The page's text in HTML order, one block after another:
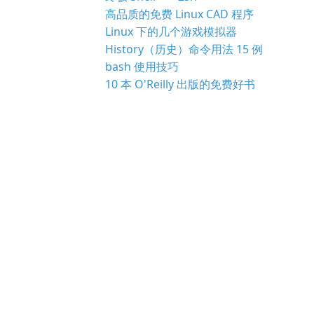
高品质的免费 Linux CAD 程序
Linux 下的几个游戏模拟器
History（历史）命令用法 15 例
bash 使用技巧
10 本 O'Reilly 出版的免费好书